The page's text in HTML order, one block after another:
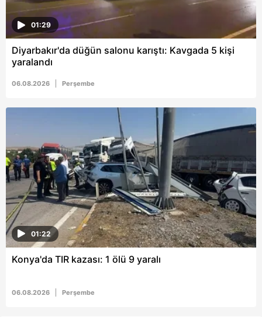
ilgili mevzuata uygun olarak kullanılan çerezlerle ilgili bilgi
almak için lütfen
tıklayınız.
01:29
Diyarbakır'da düğün salonu karıştı: Kavgada 5 kişi
yaralandı
06.08.2026 Perşembe
01:22
Konya'da TIR kazası: 1 ölü 9 yaralı
06.08.2026 Perşembe